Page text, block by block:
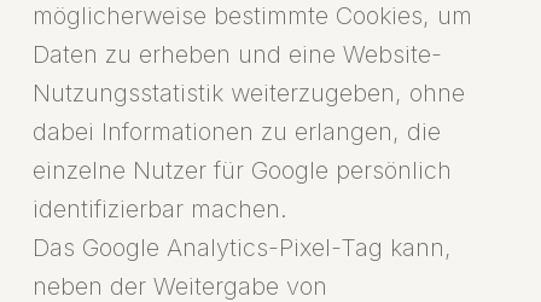
möglicherweise bestimmte Cookies, um
Daten zu erheben und eine Website-
Nutzungsstatistik weiterzugeben, ohne
dabei Informationen zu erlangen, die
einzelne Nutzer für Google persönlich
identifizierbar machen.
Das Google Analytics-Pixel-Tag kann,
neben der Weitergabe von